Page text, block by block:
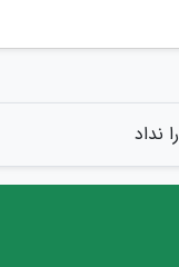
نداد